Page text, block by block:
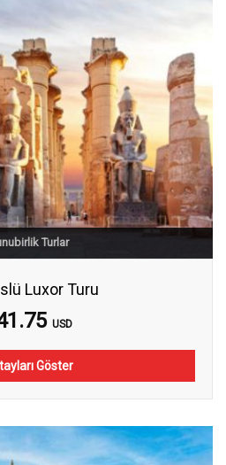
Turlar
Luxor Turu
USD
Göster